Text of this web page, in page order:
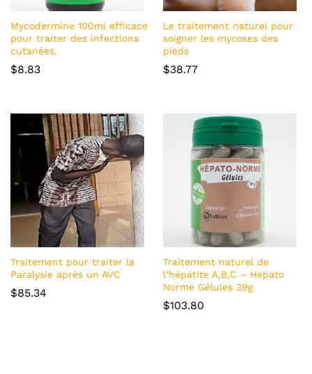
Mycodermine 100ml efficace
pour traiter des infections
cutanées.
$8.83
Le traitement naturel pour
soigner les mycoses des
pieds
$38.77
Traitement pour traiter la
Paralysie après un AVC
$85.34
Traitement naturel de
l’hépatite A,B,C – Hepato
Norme Gélules 39g
$103.80